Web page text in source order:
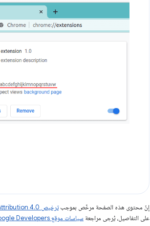
إنّ محتوى هذه الصفحة مرخّص بموجبترخيص Creative Commons Attribution 4.0‏
على التفاصيل، يُرجى مراجعة سياسات موقع Google Developers‏